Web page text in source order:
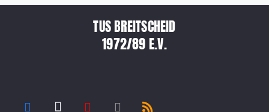
TUS BREITSCHEID
1972/89 E.V.